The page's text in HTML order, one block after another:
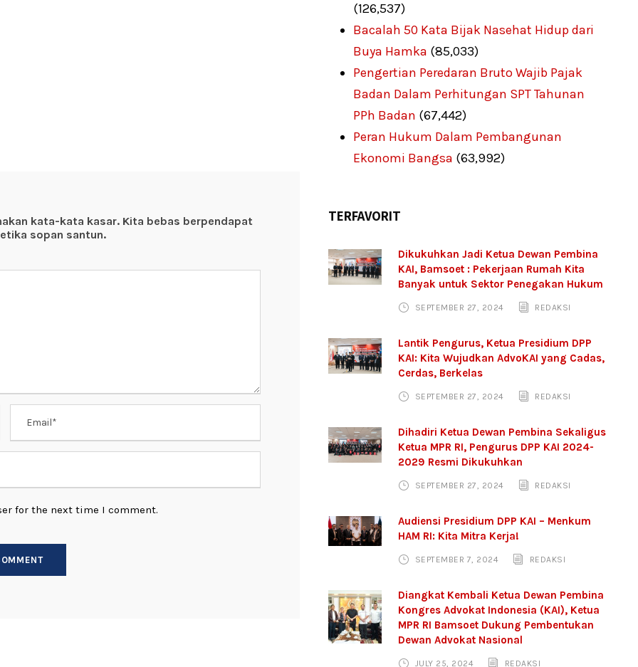
kata-kata kasar. Kita bebas berpendapat
sopan santun.
for the next time I comment.
(126,537)
Bacalah 50 Kata Bijak Nasehat Hidup dari
Buya Hamka (85,033)
Pengertian Peredaran Bruto Wajib Pajak
Badan Dalam Perhitungan SPT Tahunan
PPh Badan (67,442)
Peran Hukum Dalam Pembangunan
Ekonomi Bangsa (63,992)
TERFAVORIT
Dikukuhkan Jadi Ketua Dewan Pembina
KAI, Bamsoet : Pekerjaan Rumah Kita
Banyak untuk Sektor Penegakan Hukum
SEPTEMBER 27, 2024 REDAKSI
Lantik Pengurus, Ketua Presidium DPP
KAI: Kita Wujudkan AdvoKAI yang Cadas,
Cerdas, Berkelas
SEPTEMBER 27, 2024 REDAKSI
Dihadiri Ketua Dewan Pembina Sekaligus
Ketua MPR RI, Pengurus DPP KAI 2024-
2029 Resmi Dikukuhkan
SEPTEMBER 27, 2024 REDAKSI
Audiensi Presidium DPP KAI – Menkum
HAM RI: Kita Mitra Kerja!
SEPTEMBER 7, 2024 REDAKSI
Diangkat Kembali Ketua Dewan Pembina
Kongres Advokat Indonesia (KAI), Ketua
MPR RI Bamsoet Dukung Pembentukan
Dewan Advokat Nasional
JULY 25, 2024 REDAKSI